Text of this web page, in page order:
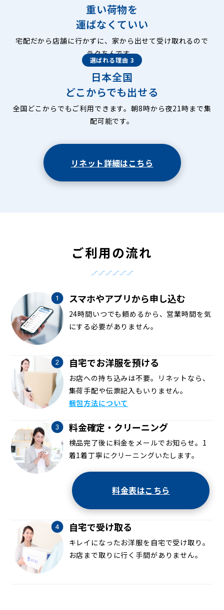
重い荷物を
運ばなくていい
宅配だから店舗に行かずに、家から出せて受け取れるので
ラクちんです。
選ばれる理由 3
日本全国
どこからでも出せる
全国どこからでもご利用できます。朝8時から夜21時まで集
配可能です。
リネット詳細はこちら
ご利用の流れ
スマホやアプリから申し込む
24時間いつでも頼めるから、営業時間を気
にする必要がありません。
自宅でお洋服を預ける
お店への持ち込みは不要。リネットなら、
集荷手配や伝票記入もいりません。
梱包方法について
料金確定・クリーニング
検品完了後に料金をメールでお知らせ。1
着1着丁寧にクリーニングいたします。
料金表はこちら
自宅で受け取る
キレイになったお洋服を自宅で受け取り。
お店まで取りに行く手間がありません。